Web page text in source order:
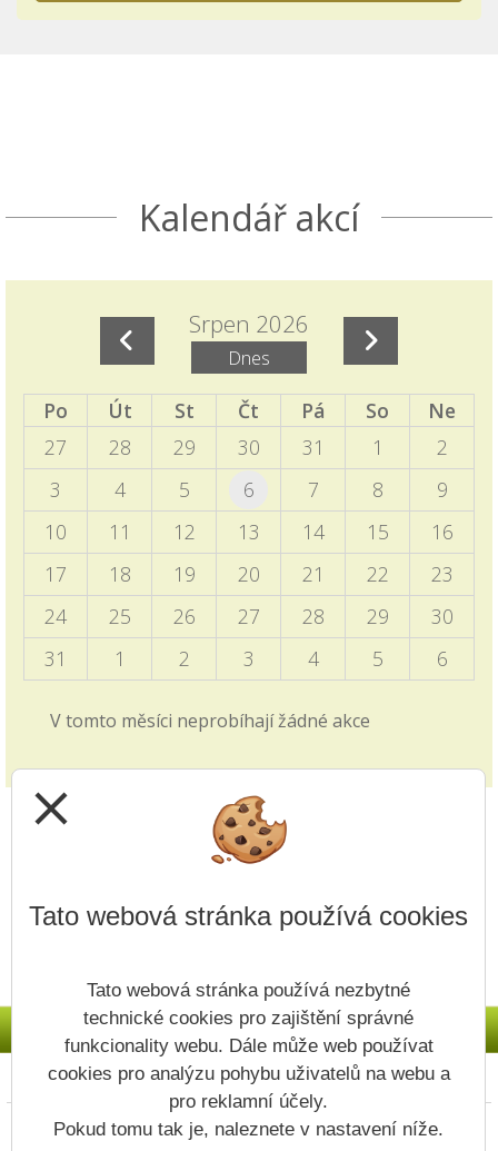
Seznamte se s akcemi den otevřených dveří a
Škola nanečisto.
Termíny akcí aktuálně doplněných do ročního
Naleznete v ročním plánu školy a samostatném
příspěvku v blogu školy.
EVVO a ICT plány školy
06.10.2025
Zveřejněny na úřední desce
Programový týden v Sasku
04.10.2025
Informace pro vyjíždějící děti zveřejněny v blogu
školy i v záložce 2. stupně - Programový týden v
Sasku.
Zkrácené vyučování - volby
28.09.2025
v pátek 3.10. viz článek v blogu školy
Jak si vybrat střední školu?
Video z produkce ČT edu je zveřejněno v záložce
Upřesnění v článku - Nový způsob plateb
11.09.2025
Na Vaše dotazy odpovídáme v článku v Blogu
školy.
Plánovaná odstávka systému Bakaláři
Kalendář akcí
Srpen 2026
Dnes
Po Út St Čt Pá So
Ne
27
28 29 30 31 1
2
3
4 5 6 7 8
9
10
11 12 13 14 15
16
17
18 19 20 21 22
23
24
25 26 27 28 29
30
31
1 2 3 4 5 6
V tomto měsíci neprobíhají žádné akce
Prohlášení o přístupnosti Mapa webu Cookies
Copyright © 2022 - 2023 ZŠ Vodojem &
close
Tato webová stránka používá cookies
Tato webová stránka používá nezbytné
technické cookies pro zajištění správné
funkcionality webu. Dále může web používat
cookies pro analýzu pohybu uživatelů na webu a
pro reklamní účely.
Pokud tomu tak je, naleznete v nastavení níže.